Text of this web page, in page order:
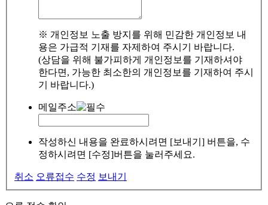
※ 개인정보 노출 방지를 위해 민감한 개인정보 내
용은 가급적 기재를 자제하여 주시기 바랍니다.
(상담을 위해 불가피하게 개인정보를 기재하셔야
한다면, 가능한 최소한의 개인정보를 기재하여 주시
기 바랍니다.)
메일주소
작성하신 내용을 완료하시려면 [보내기] 버튼을, 수
정하시려면 [수정]버튼을 눌러주세요.
취소 오류접수 수정 보내기